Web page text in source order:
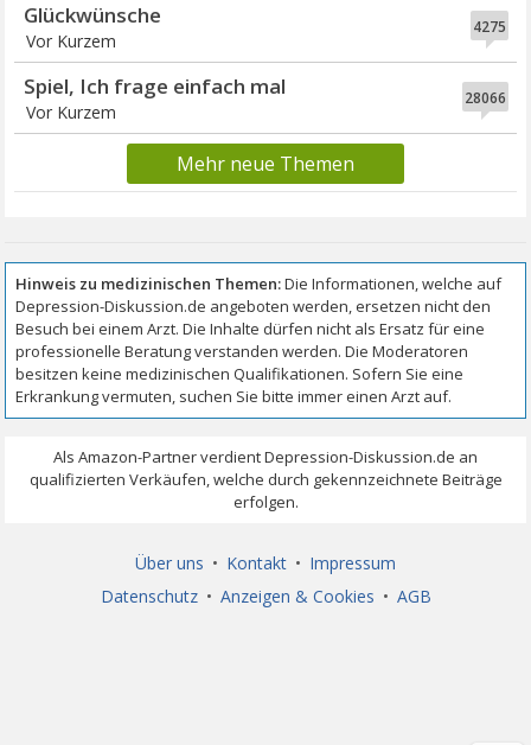
4275
Glückwünsche
Vor Kurzem
28066
Spiel, Ich frage einfach mal
Vor Kurzem
Mehr neue Themen
Über uns • Kontakt • Impressum
Datenschutz • Anzeigen & Cookies • AGB